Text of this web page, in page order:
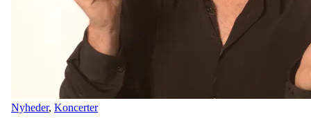
Nyheder, Koncerter